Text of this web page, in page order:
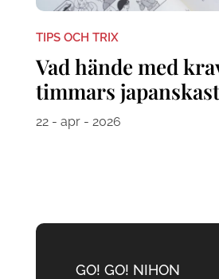
TIPS OCH TRIX
Vad hände med
timmars
22 - apr - 2026
GO! GO! NIHON